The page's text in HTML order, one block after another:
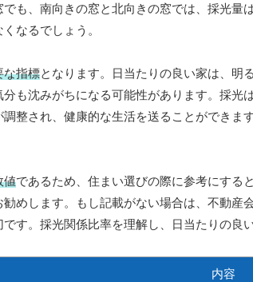
も、南向きの窓と北向きの窓では、採光量
なるでしょう。
な指標となります。日当たりの良い家は、明
も沈みがちになる可能性があります。採光
整され、健康的な生活を送ることができま
値であるため、住まい選びの際に参考にする
めします。もし記載がない場合は、不動産
す。採光関係比率を理解し、日当たりの良
内容